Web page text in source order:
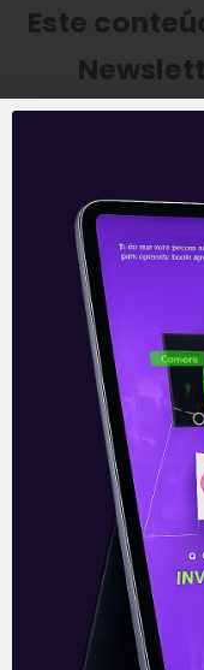
Este
Leia
O conteúdo foi